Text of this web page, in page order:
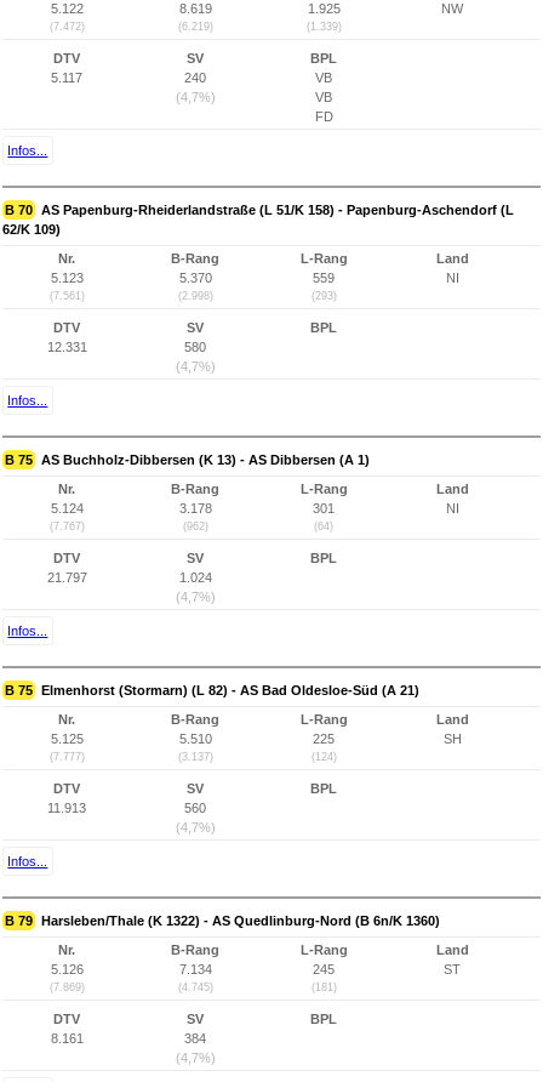
5.122
(7.472)
8.619
(6.219)
1.925
(1.339)
NW
DTV
5.117
SV
240
(4,7%)
BPL
VB
VB
FD
Infos...
B 70 AS Papenburg-Rheiderlandstraße (L 51/K 158) - Papenburg-Aschendorf (L
62/K 109)
Nr.
5.123
(7.561)
B-Rang
5.370
(2.998)
L-Rang
559
(293)
Land
NI
DTV
12.331
SV
580
(4,7%)
BPL
Infos...
B 75 AS Buchholz-Dibbersen (K 13) - AS Dibbersen (A 1)
Nr.
5.124
(7.767)
B-Rang
3.178
(962)
L-Rang
301
(64)
Land
NI
DTV
21.797
SV
1.024
(4,7%)
BPL
Infos...
B 75 Elmenhorst (Stormarn) (L 82) - AS Bad Oldesloe-Süd (A 21)
Nr.
5.125
(7.777)
B-Rang
5.510
(3.137)
L-Rang
225
(124)
Land
SH
DTV
11.913
SV
560
(4,7%)
BPL
Infos...
B 79 Harsleben/Thale (K 1322) - AS Quedlinburg-Nord (B 6n/K 1360)
Nr.
5.126
(7.869)
B-Rang
7.134
(4.745)
L-Rang
245
(181)
Land
ST
DTV
8.161
SV
384
(4,7%)
BPL